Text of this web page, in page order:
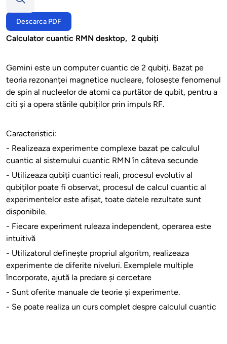
Descarca PDF
Calculator cuantic RMN desktop, 2 qubiți
Gemini este un computer cuantic de 2 qubiți. Bazat pe
teoria rezonanței magnetice nucleare, folosește fenomenul
de spin al nucleelor de atomi ca purtător de qubit, pentru a
citi și a opera stările qubiților prin impuls RF.
Caracteristici:
- Realizeaza experimente complexe bazat pe calculul
cuantic al sistemului cuantic RMN în câteva secunde
- Utilizeaza qubiți cuantici reali, procesul evolutiv al
qubiților poate fi observat, procesul de calcul cuantic al
experimentelor este afișat, toate datele rezultate sunt
disponibile.
- Fiecare experiment ruleaza independent, operarea este
intuitivă
- Utilizatorul definește propriul algoritm, realizeaza
experimente de diferite niveluri. Exemplele multiple
încorporate, ajută la predare și cercetare
- Sunt oferite manuale de teorie și experimente.
- Se poate realiza un curs complet despre calculul cuantic